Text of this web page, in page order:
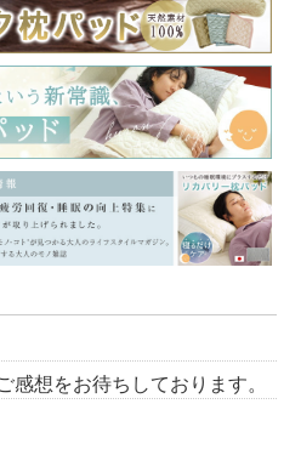
想をお待ちしております。